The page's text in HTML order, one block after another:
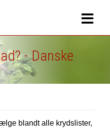
- Danske
blandt alle krydslister,